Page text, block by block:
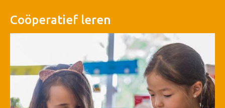
Coöperatief leren